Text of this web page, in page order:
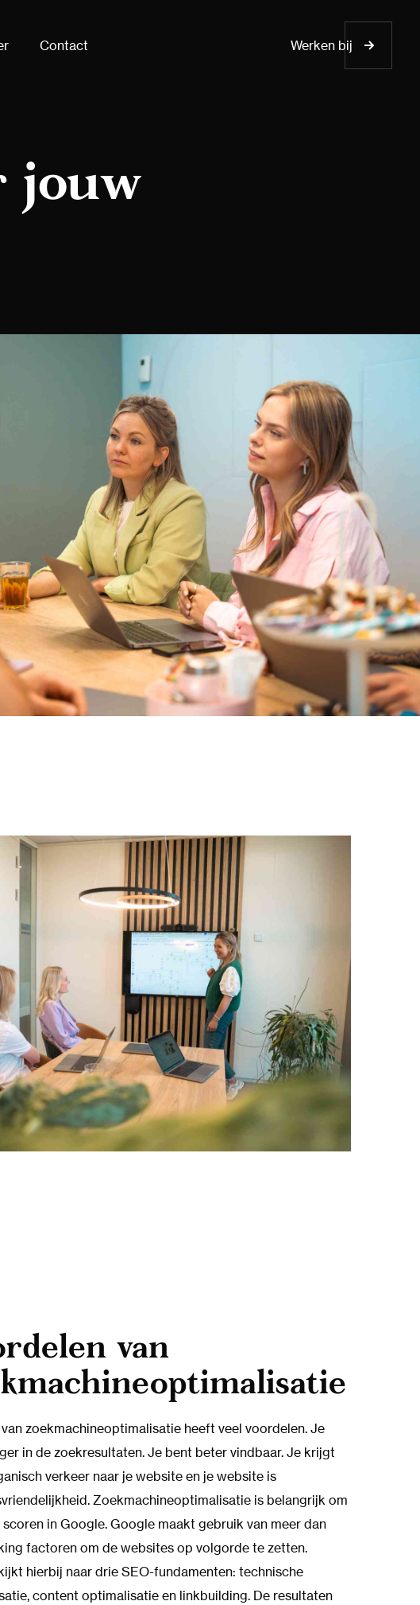
Contact Werken bij
jouw
van
zoekmachineoptimalisatie heeft veel voordelen. Je
in de zoekresultaten. Je bent beter vindbaar. Je krijgt
verkeer naar je website en je website is
Zoekmachineoptimalisatie is belangrijk om
in Google. Google maakt gebruik van meer dan
factoren om de websites op volgorde te zetten.
hierbij naar drie SEO-fundamenten: technische
content optimalisatie en linkbuilding. De resultaten